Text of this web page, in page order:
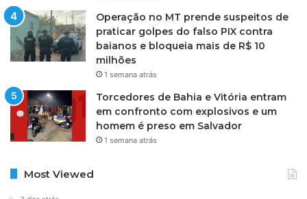
Operação no MT prende suspeitos de
praticar golpes do falso PIX contra
baianos e bloqueia mais de R$ 10
milhões
1 semana atrás
Torcedores de Bahia e Vitória entram
em confronto com explosivos e um
homem é preso em Salvador
1 semana atrás
Most Viewed